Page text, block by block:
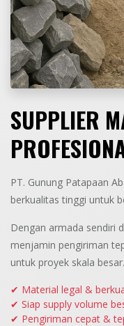
SUPPLIER
PT. Gunung Patapaan
berkualitas tinggi untuk
Dengan armada sendiri
menjamin pengiriman
untuk proyek skala besar.
✔ Material legal &
✔ Siap supply volume
✔ Pengiriman cepat &